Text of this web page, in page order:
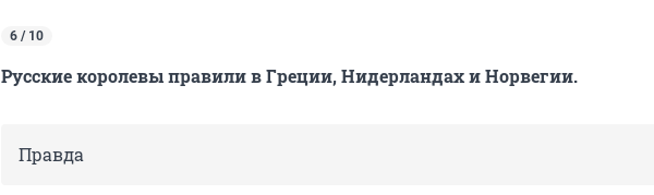
6 / 10
Русские королевы правили в Греции, Нидерландах и Норвегии.
Правда